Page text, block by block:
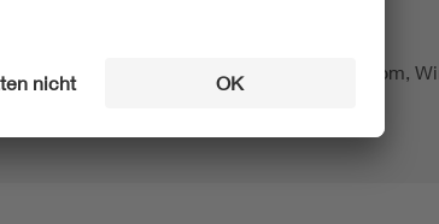
Resonanzstabilität, Kurzschlussstrom,